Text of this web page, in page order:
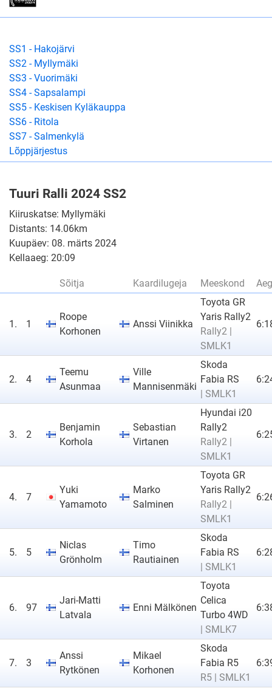
SS1 - Hakojärvi
SS2 - Myllymäki
SS3 - Vuorimäki
SS4 - Sapsalampi
SS5 - Keskisen Kyläkauppa
SS6 - Ritola
SS7 - Salmenkylä
Lõppjärjestus
Tuuri Ralli 2024 SS2
Kiiruskatse: Myllymäki
Distants: 14.06km
Kuupäev: 08. märts 2024
Kellaaeg: 20:09
Sõitja Kaardilugeja Meeskond Aeg
1. 1
Roope
Korhonen
Anssi Viinikka
Toyota GR
Yaris Rally2
Rally2 |
SMLK1
2. 4
Teemu
Asunmaa
Ville
Mannisenmäki
Skoda
Fabia RS
| SMLK1
3. 2
Benjamin
Korhola
Sebastian
Virtanen
Hyundai i20
Rally2
Rally2 |
SMLK1
4. 7
Yuki
Yamamoto
Marko
Salminen
Toyota GR
Yaris Rally2
Rally2 |
SMLK1
5. 5
Niclas
Grönholm
Timo
Rautiainen
Skoda
Fabia RS
| SMLK1
6. 97
Jari-Matti
Latvala
Enni Mälkönen
Toyota
Celica
Turbo 4WD
| SMLK7
7. 3
Anssi
Rytkönen
Mikael
Korhonen
Skoda
Fabia R5
R5 | SMLK1